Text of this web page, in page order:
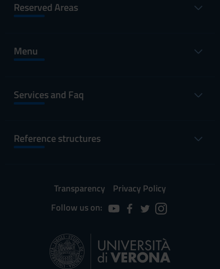
Reserved Areas
Menu
Services and Faq
Reference structures
Transparency
Privacy Policy
Follow us on: